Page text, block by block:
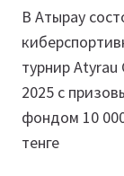
по
записям
В Атырау
турнир Atyrau
2025 с
фондом 10
тенге